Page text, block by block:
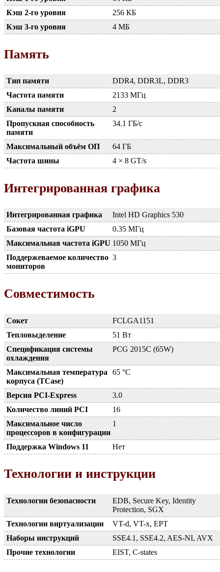
Кэш 2-го уровня
256 КБ
Кэш 3-го уровня
4 МБ
Память
Тип памяти
DDR4, DDR3L, DDR3
Частота памяти
2133 МГц
Каналы памяти
2
Пропускная способность
памяти
34.1 ГБ/с
Максимальный объём ОП
64 ГБ
Частота шины
4 × 8 GT/s
Интегрированная графика
Интегрированная графика
Intel HD Graphics 530
Базовая частота iGPU
0.35 МГц
Максимальная частота iGPU 1050 МГц
Поддержеваемое количество
мониторов
3
Совместимость
Сокет
FCLGA1151
Тепловыделение
51 Вт
Спецификация системы
охлаждения
PCG 2015C (65W)
Максимальная температура
корпуса (TCase)
65 °C
Версия PCI-Express
3.0
Количество линий PCI
16
Максимальное число
процессоров в конфигурации
1
Поддержка Windows 11 Нет
Технологии и инструкции
Технологии безопасности
EDB, Secure Key, Identity
Protection, SGX
Технологии виртуализации
VT-d, VT-x, EPT
Наборы инструкций
SSE4.1, SSE4.2, AES-NI, AVX
Прочие технологии
EIST, C-states